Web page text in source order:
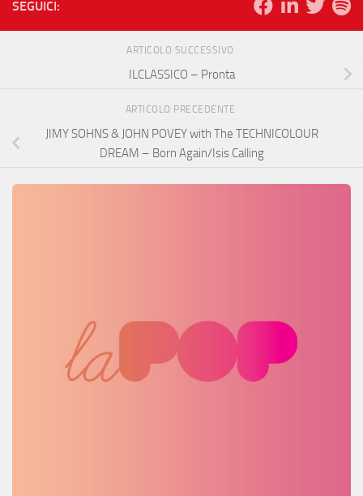
SEGUICI:
ARTICOLO SUCCESSIVO
ILCLASSICO – Pronta
ARTICOLO PRECEDENTE
JIMY SOHNS & JOHN POVEY with The TECHNICOLOUR
DREAM – Born Again/Isis Calling